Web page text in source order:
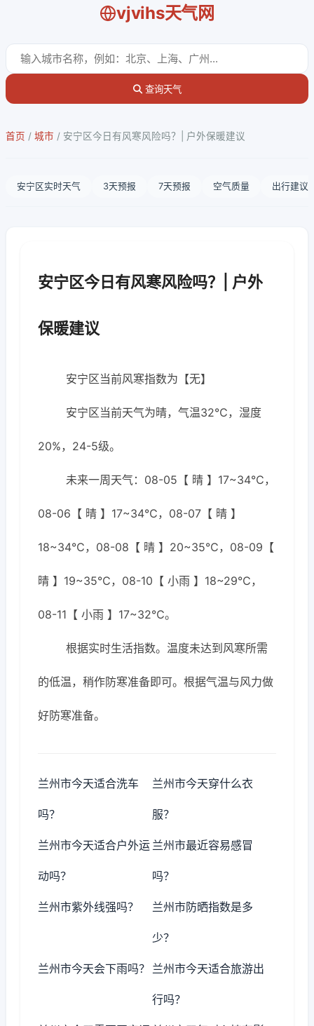
vjvihs天气网
查询天气
首页 / 城市 / 安宁区今日有风寒风险吗？| 户外保暖建议
安宁区实时天气 3天预报 7天预报 空气质量 出行建议
安宁区今日有风寒风险吗？| 户外
保暖建议
安宁区当前风寒指数为【无】
安宁区当前天气为晴，气温32℃，湿度
20%，24-5级。
未来一周天气：08-05【 晴 】17~34℃，
08-06【 晴 】17~34℃，08-07【 晴 】
18~34℃，08-08【 晴 】20~35℃，08-09【
晴 】19~35℃，08-10【 小雨 】18~29℃，
08-11【 小雨 】17~32℃。
根据实时生活指数。温度未达到风寒所需
的低温，稍作防寒准备即可。根据气温与风力做
好防寒准备。
兰州市今天适合洗车
吗？
兰州市今天穿什么衣
服？
兰州市今天适合户外运
动吗？
兰州市最近容易感冒
吗？
兰州市紫外线强吗？ 兰州市防晒指数是多
少？
兰州市今天会下雨吗？ 兰州市今天适合旅游出
行吗？